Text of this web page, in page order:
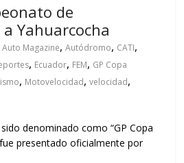
de
Yahuarcocha
Auto Magazine,Autódromo, CATI,
, Ecuador, FEM, GP Copa
, Motovelocidad,velocidad,
denominado como “GP Copa
presentado oficialmente por